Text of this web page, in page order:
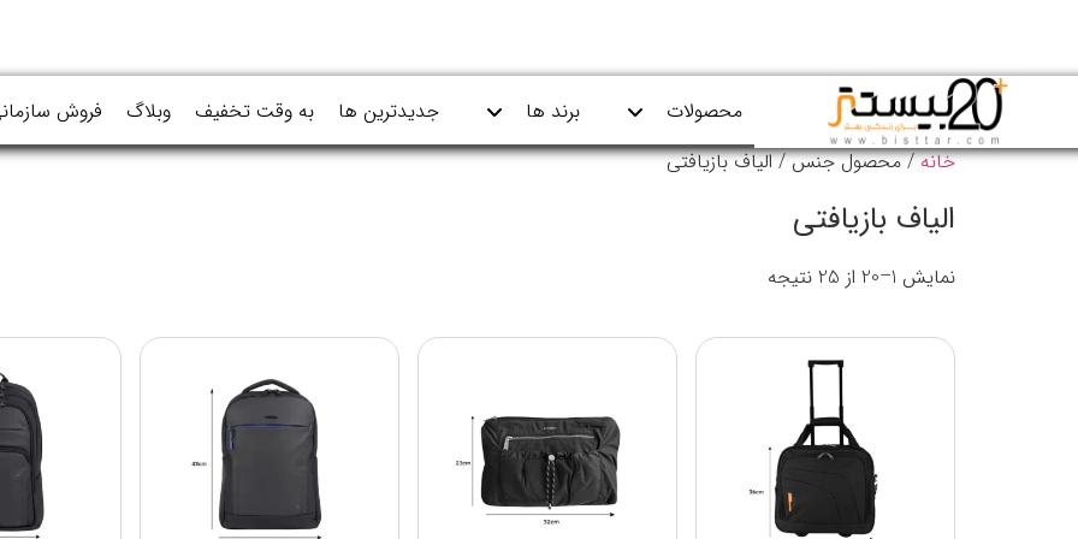
محصولات برند ها جدیدترین ها به وقت تخفیف وبلاگ
فروش
خانه/ محصول جنس / الیاف بازیافتی
الیاف بازیافتی
نمایش 1–20 از 25 نتیجه